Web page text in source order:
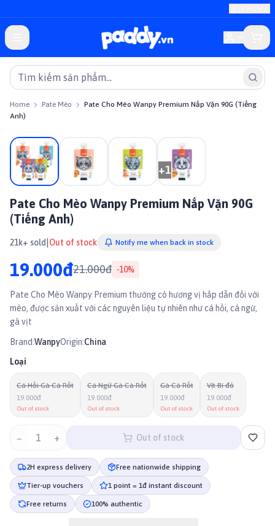
Home Pate Mèo
Pate Cho Mèo Wanpy Premium Nắp Vặn 90G (Tiếng
Anh)
On sale
+1
Pate Cho Mèo Wanpy Premium Nắp Vặn 90G
(Tiếng Anh)
21k+ sold Out of stock Notify me when back in stock
19.000đ21.000đ -10%
Pate Cho Mèo Wanpy Premium thường có hương vị hấp dẫn đối với
mèo, được sản xuất với các nguyên liệu tự nhiên như cá hồi, cá ngừ,
gà vịt
Brand:WanpyOrigin:China
Loại
Cá Hồi Gà Cà Rốt
19.000đ
Out of stock
Cá Ngừ Gà Cà Rốt
19.000đ
Out of stock
Gà Cà Rốt
19.000đ
Out of stock
Vịt Bí đỏ
19.000đ
Out of stock
− 1 + Out of stock
2H express delivery Free nationwide shipping
Tier-up vouchers 1 point = 1đ instant discount
Free returns 100% authentic